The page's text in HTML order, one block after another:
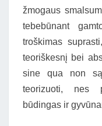
žmogaus
tebebūnant
troškimas
teoriškesnį bei
sine qua non
teorizuoti, nes
būdingas ir